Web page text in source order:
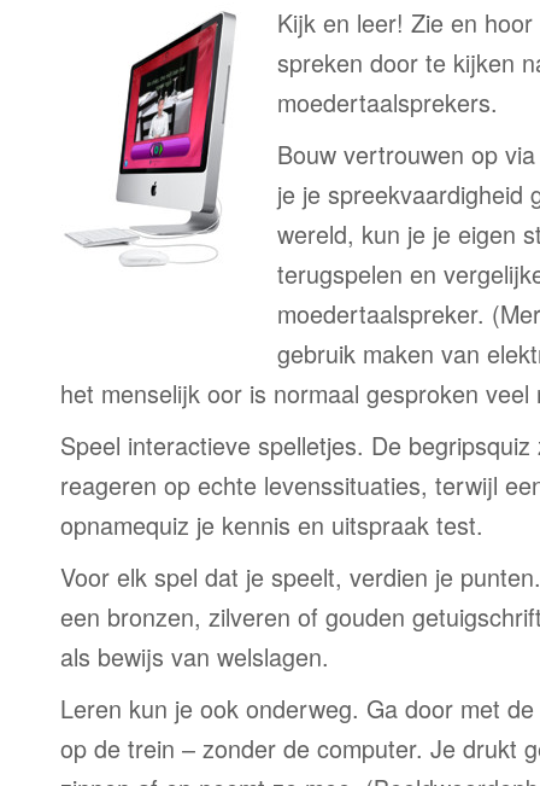
Kijk en leer! Zie en
spreken door te kijken
moedertaalsprekers.
Bouw vertrouwen op
je je spreekvaardigheid
wereld, kun je je eigen
terugspelen en
moedertaalspreker.
gebruik maken van
het menselijk oor is normaal gesproken veel
Speel interactieve spelletjes. De
reageren op echte levenssituaties, terwijl
opnamequiz je kennis en uitspraak test.
Voor elk spel dat je speelt, verdien je
een bronzen, zilveren of gouden
als bewijs van welslagen.
Leren kun je ook onderweg. Ga door met
op de trein – zonder de computer. Je drukt